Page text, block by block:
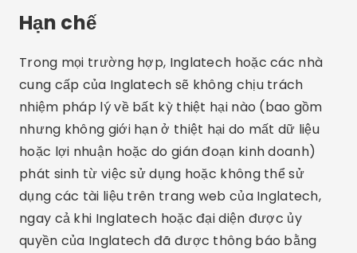
Hạn chế
Trong mọi trường hợp, Inglatech hoặc các nhà
cung cấp của Inglatech sẽ không chịu trách
nhiệm pháp lý về bất kỳ thiệt hại nào (bao gồm
nhưng không giới hạn ở thiệt hại do mất dữ liệu
hoặc lợi nhuận hoặc do gián đoạn kinh doanh)
phát sinh từ việc sử dụng hoặc không thể sử
dụng các tài liệu trên trang web của Inglatech,
ngay cả khi Inglatech hoặc đại diện được ủy
quyền của Inglatech đã được thông báo bằng